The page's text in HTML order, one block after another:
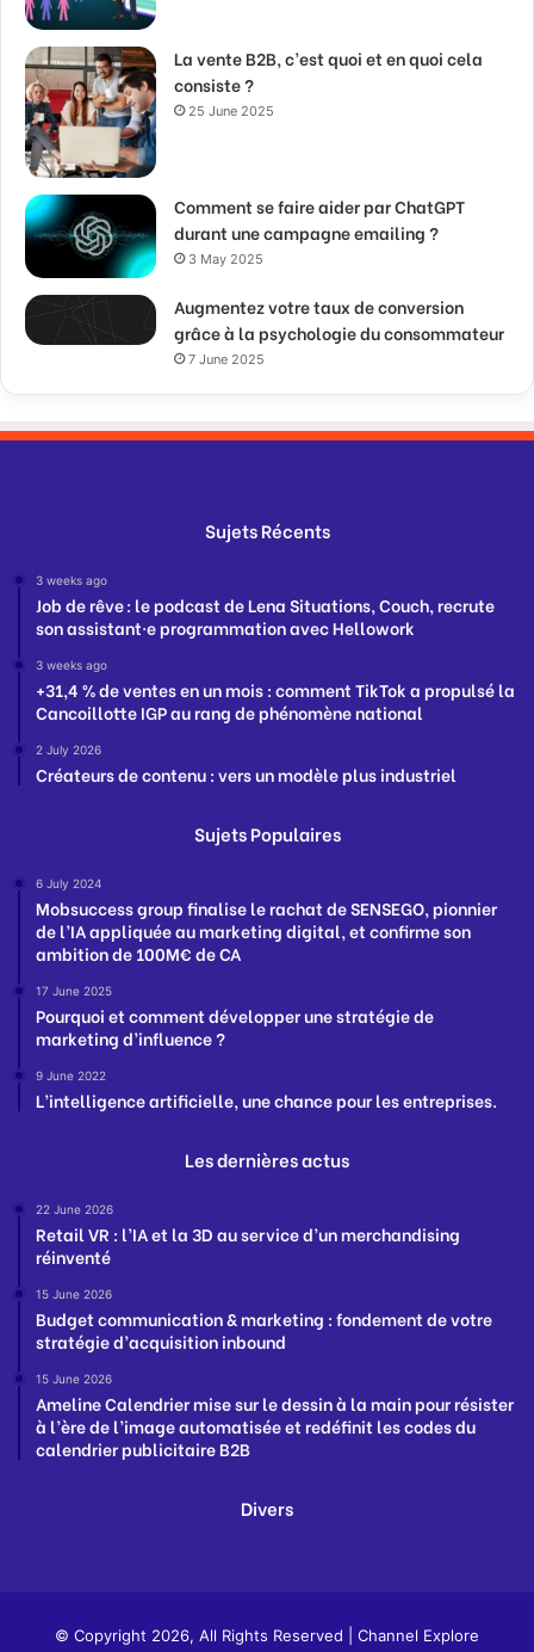
La vente B2B, c’est quoi et en quoi cela
consiste ?
25 June 2025
Comment se faire aider par ChatGPT
durant une campagne emailing ?
3 May 2025
Augmentez votre taux de conversion
grâce à la psychologie du consommateur
7 June 2025
Sujets Récents
3 weeks ago
Job de rêve : le podcast de Lena Situations, Couch, recrute
son assistant·e programmation avec Hellowork
3 weeks ago
+31,4 % de ventes en un mois : comment TikTok a propulsé la
Cancoillotte IGP au rang de phénomène national
2 July 2026
Créateurs de contenu : vers un modèle plus industriel
Sujets Populaires
6 July 2024
Mobsuccess group finalise le rachat de SENSEGO, pionnier
de l’IA appliquée au marketing digital, et confirme son
ambition de 100M€ de CA
17 June 2025
Pourquoi et comment développer une stratégie de
marketing d’influence ?
9 June 2022
L’intelligence artificielle, une chance pour les entreprises.
Les dernières actus
22 June 2026
Retail VR : l’IA et la 3D au service d’un merchandising
réinventé
15 June 2026
Budget communication & marketing : fondement de votre
stratégie d’acquisition inbound
15 June 2026
Ameline Calendrier mise sur le dessin à la main pour résister
à l’ère de l’image automatisée et redéfinit les codes du
calendrier publicitaire B2B
Divers
© Copyright 2026, All Rights Reserved | Channel Explore